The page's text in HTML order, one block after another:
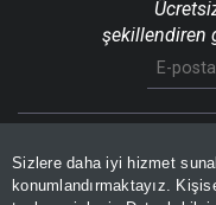
Sizlere daha iyi hizmet
konumlandırmaktayız.
şekillendiren
Son DakikaSite
Gizlilik